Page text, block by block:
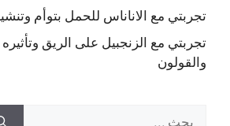
تجربتي مع الاناناس للحمل بتوأم
تجربتي مع الزنجبيل على الريق
والقولون